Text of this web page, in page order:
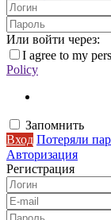
Или войти через:
I agree to my
Policy
Запомнить
Вход Потеряли
Авторизация
Регистрация